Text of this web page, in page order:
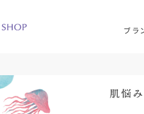
ブラ